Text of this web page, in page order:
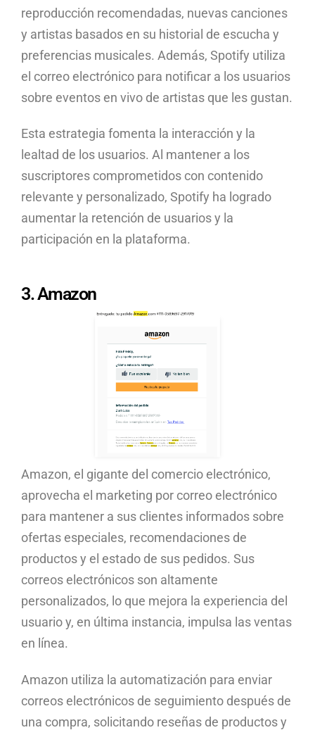
reproducción recomendadas, nuevas canciones
y artistas basados en su historial de escucha y
preferencias musicales. Además, Spotify utiliza
el correo electrónico para notificar a los usuarios
sobre eventos en vivo de artistas que les gustan.
Esta estrategia fomenta la interacción y la
lealtad de los usuarios. Al mantener a los
suscriptores comprometidos con contenido
relevante y personalizado, Spotify ha logrado
aumentar la retención de usuarios y la
participación en la plataforma.
3. Amazon
Amazon, el gigante del comercio electrónico,
aprovecha el marketing por correo electrónico
para mantener a sus clientes informados sobre
ofertas especiales, recomendaciones de
productos y el estado de sus pedidos. Sus
correos electrónicos son altamente
personalizados, lo que mejora la experiencia del
usuario y, en última instancia, impulsa las ventas
en línea.
Amazon utiliza la automatización para enviar
correos electrónicos de seguimiento después de
una compra, solicitando reseñas de productos y